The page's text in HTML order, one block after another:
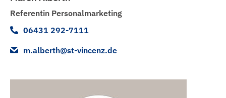
Referentin Personalmarketing
06431 292-7111
m.alberth@st-vincenz.de